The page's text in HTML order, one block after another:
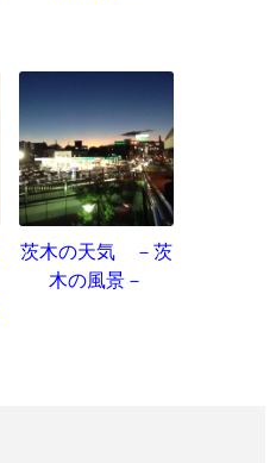
茨木の天気 －茨
木の風景－